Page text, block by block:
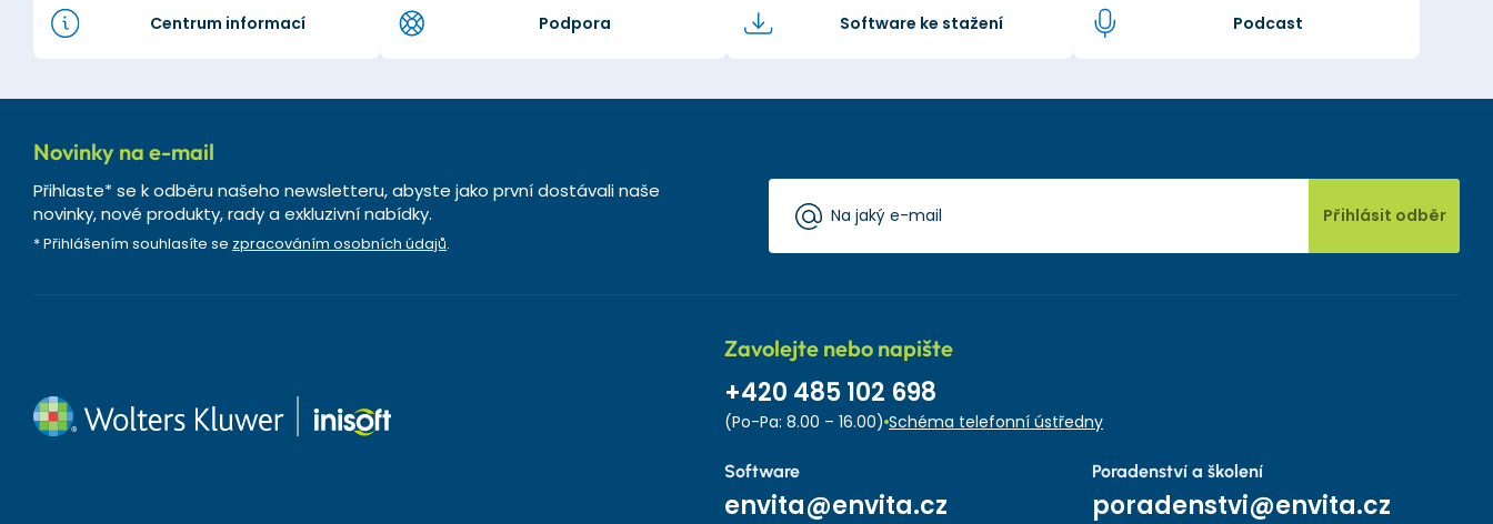
Centrum informací Podpora Software ke stažení Podcast
Novinky na e-mail
Přihlaste* se k odběru našeho newsletteru, abyste jako první dostávali naše
novinky, nové produkty, rady a exkluzivní nabídky.
* Přihlášením souhlasíte se zpracováním osobních údajů.
Přihlásit odběr
Zavolejte nebo napište
+420 485 102 698
(Po-Pa: 8.00 – 16.00) Schéma telefonní ústředny
Software
envita@envita.cz
Poradenství a školení
poradenstvi@envita.cz